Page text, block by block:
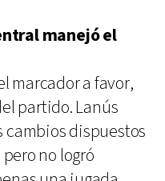
manejó el
marcador a favor,
partido. Lanús
dispuestos
pero no logró